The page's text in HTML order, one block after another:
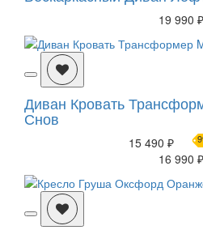
19 990 ₽
Диван Кровать
Снов
15 490 ₽
16 990 ₽